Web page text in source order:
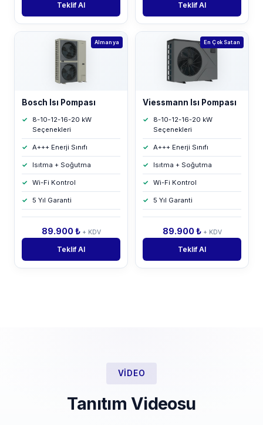
Teklif Al Teklif Al
Almanya
Bosch Isı Pompası
8-10-12-16-20 kW
Seçenekleri
A+++ Enerji Sınıfı
Isıtma + Soğutma
Wi-Fi Kontrol
5 Yıl Garanti
89.900 ₺ + KDV
Teklif Al
En Çok Satan
Viessmann Isı Pompası
8-10-12-16-20 kW
Seçenekleri
A+++ Enerji Sınıfı
Isıtma + Soğutma
Wi-Fi Kontrol
5 Yıl Garanti
89.900 ₺ + KDV
Teklif Al
VIDEO
Tanıtım Videosu